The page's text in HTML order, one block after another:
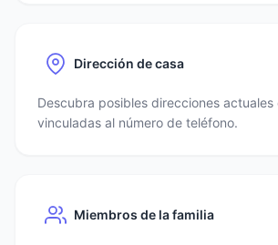
Dirección de casa
Descubra posibles direcciones actuales
vinculadas al número de teléfono.
Miembros de la familia